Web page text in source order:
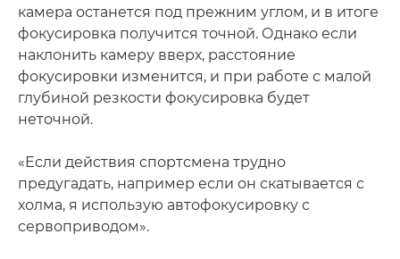
камера останется под прежним углом, и в итоге
фокусировка получится точной. Однако если
наклонить камеру вверх, расстояние
фокусировки изменится, и при работе с малой
глубиной резкости фокусировка будет
неточной.
«Если действия спортсмена трудно
предугадать, например если он скатывается с
холма, я использую автофокусировку с
сервоприводом».